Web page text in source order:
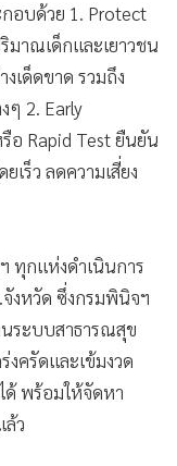
อบด้วย 1. Protect
มาณเด็กและเยาวชน
เด็ดขาด รวมถึง
ๆ 2. Early
อ Rapid Test ยืนยัน
เร็ว ลดความเสี่ยง
ทุกแห่งดำเนินการ
งหวัด ซึ่งกรมพินิจฯ
ระบบสาธารณสุข
งครัดและเข้มงวด
ด้ พร้อมให้จัดหา
ว